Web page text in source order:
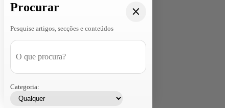
Procurar
Pesquise artigos, secções e conteúdos
Categoria: